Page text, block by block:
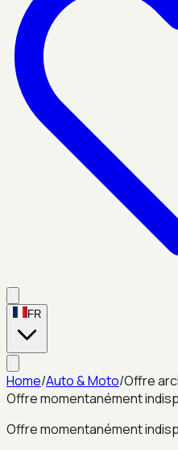
FR
Home/Auto & Moto/Offre
Offre momentanément
Offre momentanément